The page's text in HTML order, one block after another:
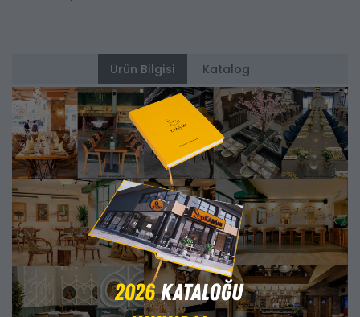
Ürün Bilgisi Katalog
Alternatifler